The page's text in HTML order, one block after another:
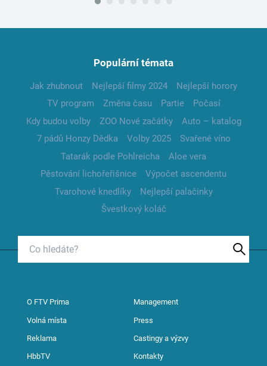
Populární témata
Jak zhubnout Nejlepší filmy 2024
Nejlepší horory
TV program
Změna času Partie
Počasí
Kdy budou volby
ZOO Nové začátky
Auto – katalog
7 pádů Honzy Dědka
Volby 2025
Svařené víno
Tatarák podle Pohlreicha
Aloe vera
Pěstování lichořeřišnice
Výpočet ascendentu
Tvarohové knedlíky
Nejlepší palačinky
Švestkový koláč
O FTV Prima Management
Volná místa Press
Reklama Castingy a výzvy
HbbTV Kontakty